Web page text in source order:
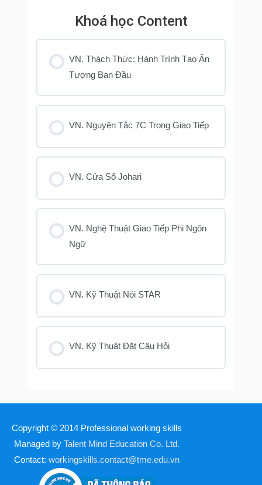
Khoá học Content
VN. Thách Thức: Hành Trình Tạo Ấn
Tượng Ban Đầu
VN. Nguyên Tắc 7C Trong Giao Tiếp
VN. Cửa Sổ Johari
VN. Nghệ Thuật Giao Tiếp Phi Ngôn
Ngữ
VN. Kỹ Thuật Nói STAR
VN. Kỹ Thuật Đặt Câu Hỏi
Copyright © 2014 Professional working skills
Managed by Talent Mind Education Co. Ltd.
Contact: workingskills.contact@tme.edu.vn